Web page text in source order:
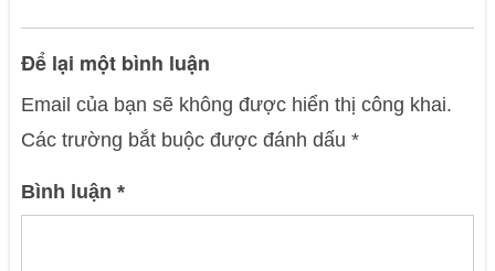
Để lại một bình luận
Email của bạn sẽ không được hiển thị công khai.
Các trường bắt buộc được đánh dấu*
Bình luận*